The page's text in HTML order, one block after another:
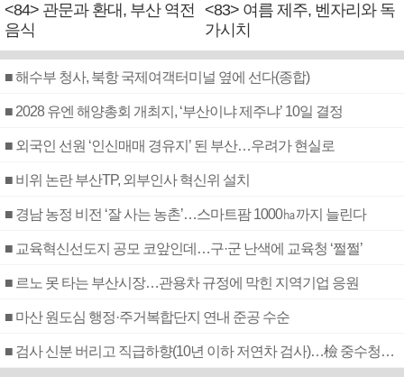
<84> 관문과 환대, 부산 역전
음식
<83> 여름 제주, 벤자리와 독
가시치
■ 해수부 청사, 북항 국제여객터미널 옆에 선다(종합)
■ 2028 유엔 해양총회 개최지, ‘부산이냐 제주냐’ 10일 결정
■ 외국인 선원 ‘인신매매 경유지’ 된 부산…우려가 현실로
■ 비위 논란 부산TP, 외부인사 혁신위 설치
■ 경남 농정 비전 ‘잘 사는 농촌’…스마트팜 1000㏊까지 늘린다
■ 교육혁신선도지 공모 코앞인데…구·군 난색에 교육청 ‘쩔쩔’
■ 르노 못 타는 부산시장…관용차 규정에 막힌 지역기업 응원
■ 마산 원도심 행정·주거복합단지 연내 준공 수순
■ 검사 신분 버리고 직급하향(10년 이하 저연차 검사)…檢 중수청행 기피